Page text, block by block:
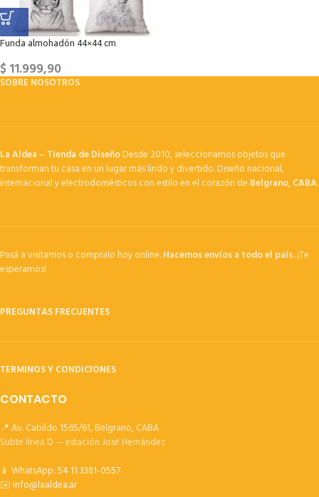
Funda almohadón 44×44 cm
$11.999,90
SOBRE NOSOTROS
La Aldea – Tienda de DiseñoDesde 2010, seleccionamos objetos que
transforman tu casa en un lugar más lindo y divertido. Diseño nacional,
internacional y electrodomésticos con estilo en el corazón de Belgrano, CABA.
Pasá a visitarnos o compralo hoy online.Hacemos envíos a todo el país.¡Te
esperamos!
PREGUNTAS FRECUENTES
TERMINOS Y CONDICIONES
CONTACTO
📍 Av. Cabildo 1565/61, Belgrano, CABA
Subte línea D — estación José Hernández
📱 WhatsApp:54 11 3381-0557
✉️info@laaldea.ar